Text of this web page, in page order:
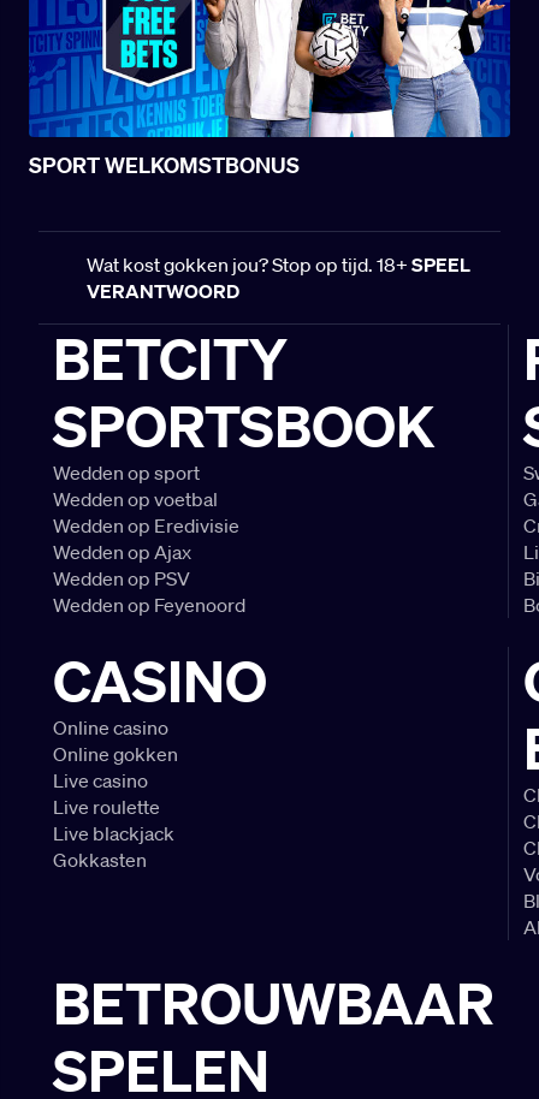
SPORT WELKOMSTBONUS
Wat kost gokken jou? Stop op tijd. 18+ SPEEL
VERANTWOORD
BETCITY
SPORTSBOOK
Wedden op sport
Wedden op voetbal
Wedden op Eredivisie
Wedden op Ajax
Wedden op PSV
Wedden op Feyenoord
CASINO
Online casino
Online gokken
Live casino
Live roulette
Live blackjack
Gokkasten
BETROUWBAAR
SPELEN